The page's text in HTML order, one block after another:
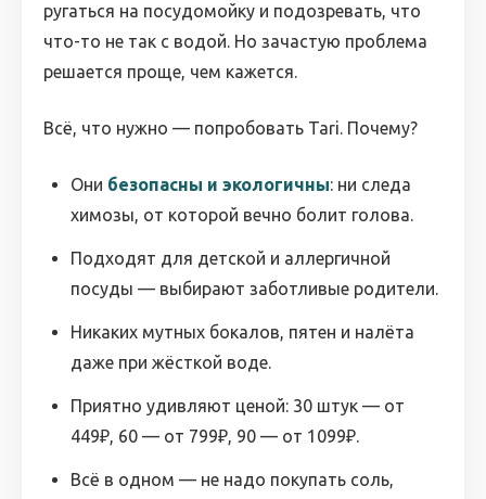
ругаться на посудомойку и подозревать, что
что-то не так с водой. Но зачастую проблема
решается проще, чем кажется.
Всё, что нужно — попробовать Tari. Почему?
Они безопасны и экологичны: ни следа
химозы, от которой вечно болит голова.
Подходят для детской и аллергичной
посуды — выбирают заботливые родители.
Никаких мутных бокалов, пятен и налёта
даже при жёсткой воде.
Приятно удивляют ценой: 30 штук — от
449₽, 60 — от 799₽, 90 — от 1099₽.
Всё в одном — не надо покупать соль,